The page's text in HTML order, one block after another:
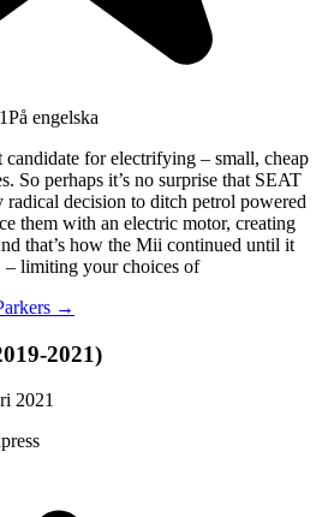
På engelska
for electrifying – small, cheap
So perhaps it’s no surprise that SEAT
decision to ditch petrol powered
them with an electric motor, creating
that’s how the Mii continued until it
– limiting your choices of
→
2021)
2021